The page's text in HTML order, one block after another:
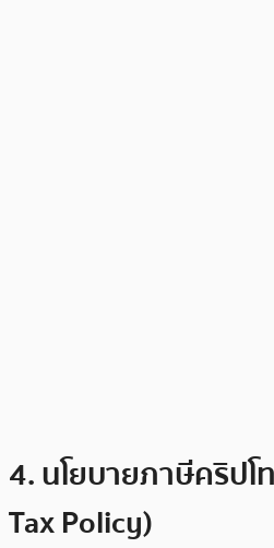
4. นโยบายภาษีคริปโ
Tax Policy)